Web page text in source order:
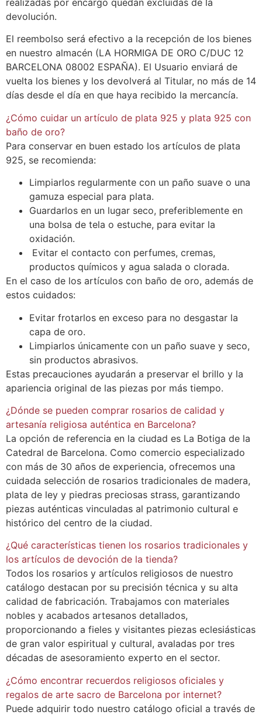
realizadas por encargo quedan excluidas de la
devolución.
El reembolso será efectivo a la recepción de los bienes
en nuestro almacén (LA HORMIGA DE ORO C/DUC 12
BARCELONA 08002 ESPAÑA). El Usuario enviará de
vuelta los bienes y los devolverá al Titular, no más de 14
días desde el día en que haya recibido la mercancía.
¿Cómo cuidar un artículo de plata 925 y plata 925 con
baño de oro?
Para conservar en buen estado los artículos de plata
925, se recomienda:
Limpiarlos regularmente con un paño suave o una
gamuza especial para plata.
⁠Guardarlos en un lugar seco, preferiblemente en
una bolsa de tela o estuche, para evitar la
oxidación.
⁠ ⁠Evitar el contacto con perfumes, cremas,
productos químicos y agua salada o clorada.
En el caso de los artículos con baño de oro, además de
estos cuidados:
⁠Evitar frotarlos en exceso para no desgastar la
capa de oro.
⁠Limpiarlos únicamente con un paño suave y seco,
sin productos abrasivos.
Estas precauciones ayudarán a preservar el brillo y la
apariencia original de las piezas por más tiempo.
¿Dónde se pueden comprar rosarios de calidad y
artesanía religiosa auténtica en Barcelona?
La opción de referencia en la ciudad es La Botiga de la
Catedral de Barcelona. Como comercio especializado
con más de 30 años de experiencia, ofrecemos una
cuidada selección de rosarios tradicionales de madera,
plata de ley y piedras preciosas strass, garantizando
piezas auténticas vinculadas al patrimonio cultural e
histórico del centro de la ciudad.
¿Qué características tienen los rosarios tradicionales y
los artículos de devoción de la tienda?
Todos los rosarios y artículos religiosos de nuestro
catálogo destacan por su precisión técnica y su alta
calidad de fabricación. Trabajamos con materiales
nobles y acabados artesanos detallados,
proporcionando a fieles y visitantes piezas eclesiásticas
de gran valor espiritual y cultural, avaladas por tres
décadas de asesoramiento experto en el sector.
¿Cómo encontrar recuerdos religiosos oficiales y
regalos de arte sacro de Barcelona por internet?
Puede adquirir todo nuestro catálogo oficial a través de